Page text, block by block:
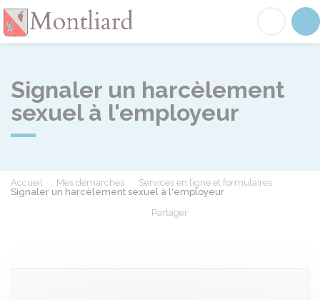
Signaler un harcèlement
sexuel à l'employeur
Accueil Mes démarches
Services en ligne et formulaires
Signaler un harcèlement sexuel à l'employeur
Partager